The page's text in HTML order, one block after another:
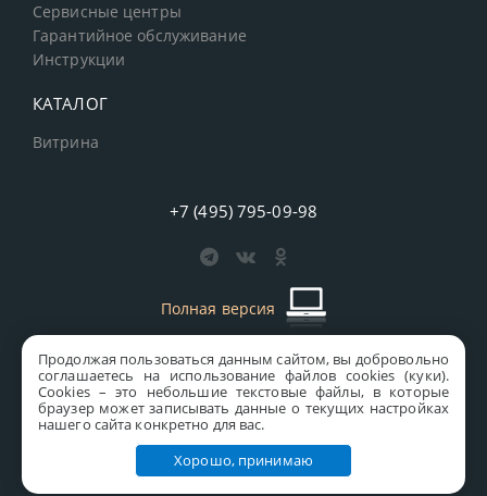
Продолжая пользоваться данным сайтом, вы добровольно
соглашаетесь на использование файлов cookies (куки).
Сookies – это небольшие текстовые файлы, в которые
браузер может записывать данные о текущих настройках
нашего сайта конкретно для вас.
Хорошо, принимаю
Сервисные центры
Гарантийное обслуживание
Инструкции
КАТАЛОГ
Витрина
+7 (495) 795-09-98
Полная версия
старая версия сайтаMICS
Все права защищены © 1997-2026 MICS Distribution Company
Правовая информация